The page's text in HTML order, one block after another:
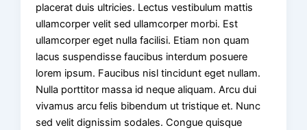
placerat duis ultricies. Lectus vestibulum mattis
ullamcorper velit sed ullamcorper morbi. Est
ullamcorper eget nulla facilisi. Etiam non quam
lacus suspendisse faucibus interdum posuere
lorem ipsum. Faucibus nisl tincidunt eget nullam.
Nulla porttitor massa id neque aliquam. Arcu dui
vivamus arcu felis bibendum ut tristique et. Nunc
sed velit dignissim sodales. Congue quisque